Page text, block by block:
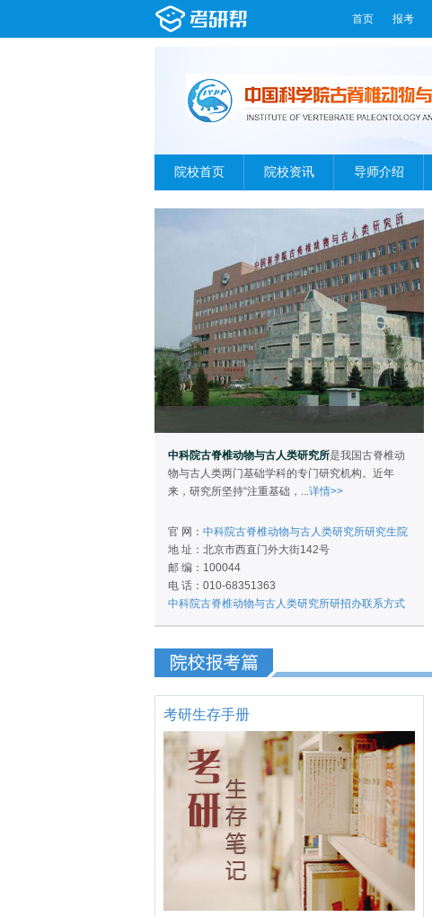
首页 报考
院校首页 院校资讯 导师介绍
中科院古脊椎动物与古人类研究所是我国古脊椎动
物与古人类两门基础学科的专门研究机构。近年
来，研究所坚持“注重基础，...详情>>
官 网： 中科院古脊椎动物与古人类研究所研究生院
地 址：北京市西直门外大街142号
邮 编：100044
电 话：010-68351363
中科院古脊椎动物与古人类研究所研招办联系方式
考研生存手册